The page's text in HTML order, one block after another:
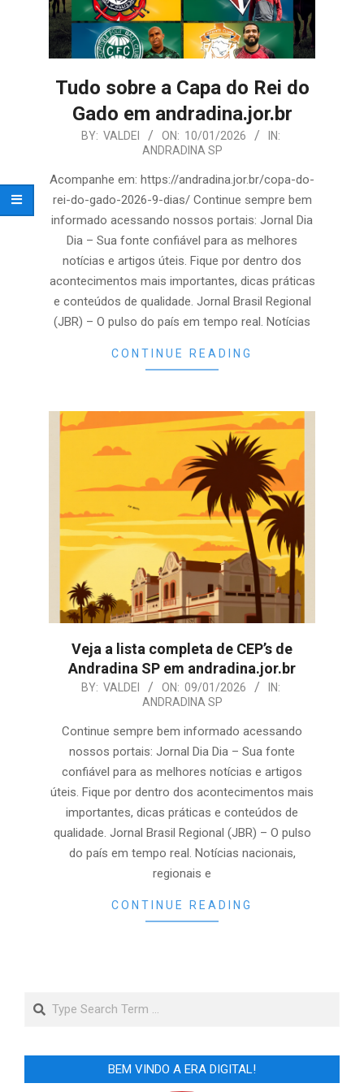
Tudo sobre a Capa do Rei do
Gado em andradina.jor.br
10
BY: VALDEI ON: 10/01/2026
IN:
ANDRADINA SP
Acompanhe em: https://andradina.jor.br/copa-do-
rei-do-gado-2026-9-dias/ Continue sempre bem
informado acessando nossos portais: Jornal Dia
Dia – Sua fonte confiável para as melhores
notícias e artigos úteis. Fique por dentro dos
acontecimentos mais importantes, dicas práticas
e conteúdos de qualidade. Jornal Brasil Regional
(JBR) – O pulso do país em tempo real. Notícias
CONTINUE READING
Veja a lista completa de CEP’s de
Andradina SP em andradina.jor.br
BY: VALDEI ON: 09/01/2026
IN:
ANDRADINA SP
Continue sempre bem informado acessando
nossos portais: Jornal Dia Dia – Sua fonte
confiável para as melhores notícias e artigos
úteis. Fique por dentro dos acontecimentos mais
importantes, dicas práticas e conteúdos de
qualidade. Jornal Brasil Regional (JBR) – O pulso
do país em tempo real. Notícias nacionais,
regionais e
CONTINUE READING
Search
BEM VINDO A ERA DIGITAL!